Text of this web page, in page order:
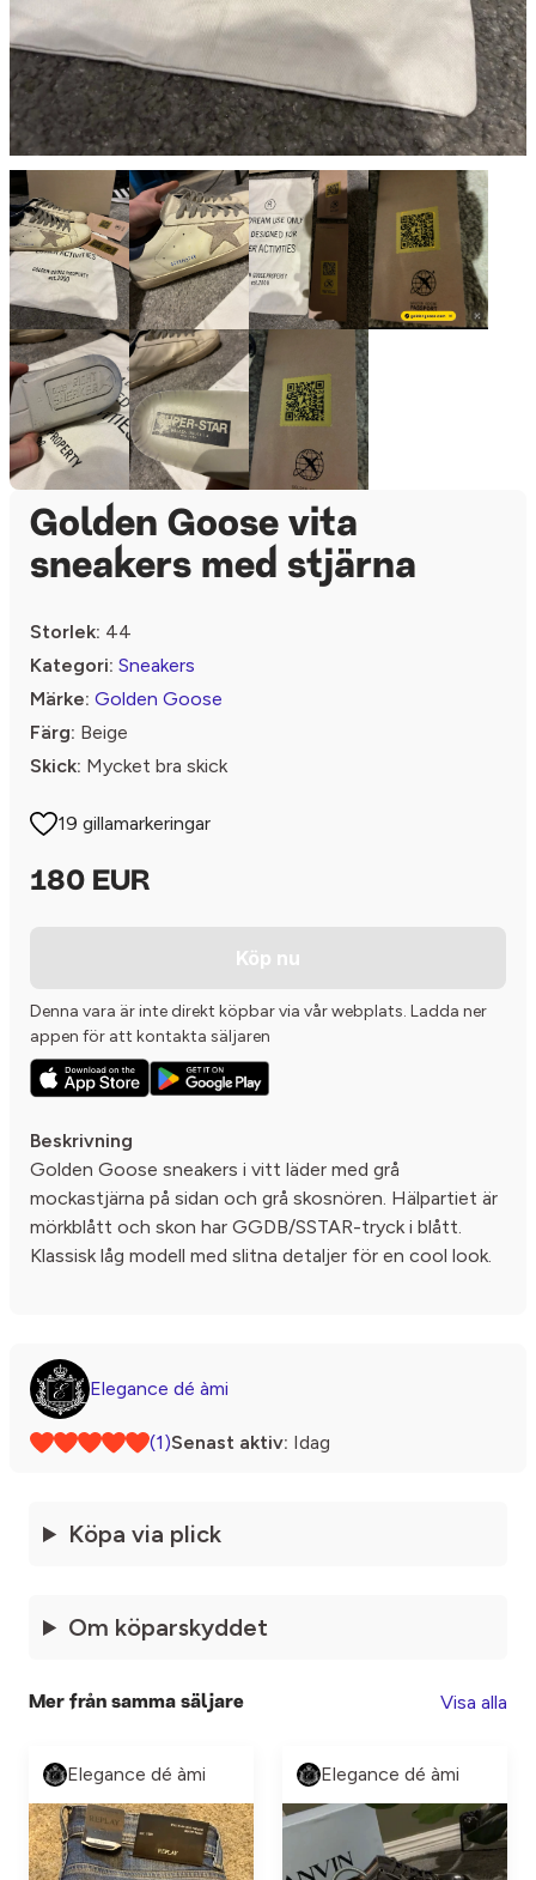
Golden Goose vita
sneakers med stjärna
Storlek: 44
Kategori: Sneakers
Märke: Golden Goose
Färg: Beige
Skick: Mycket bra skick
19 gillamarkeringar
180 EUR
Köp nu
Denna vara är inte direkt köpbar via vår webplats. Ladda ner
appen för att kontakta säljaren
Beskrivning
Golden Goose sneakers i vitt läder med grå
mockastjärna på sidan och grå skosnören. Hälpartiet är
mörkblått och skon har GGDB/SSTAR-tryck i blått.
Klassisk låg modell med slitna detaljer för en cool look.
Elegance dé àmi
(1)Senast aktiv: Idag
Köpa via plick
Om köparskyddet
Mer från samma säljare Visa alla
Elegance dé àmi Elegance dé àmi